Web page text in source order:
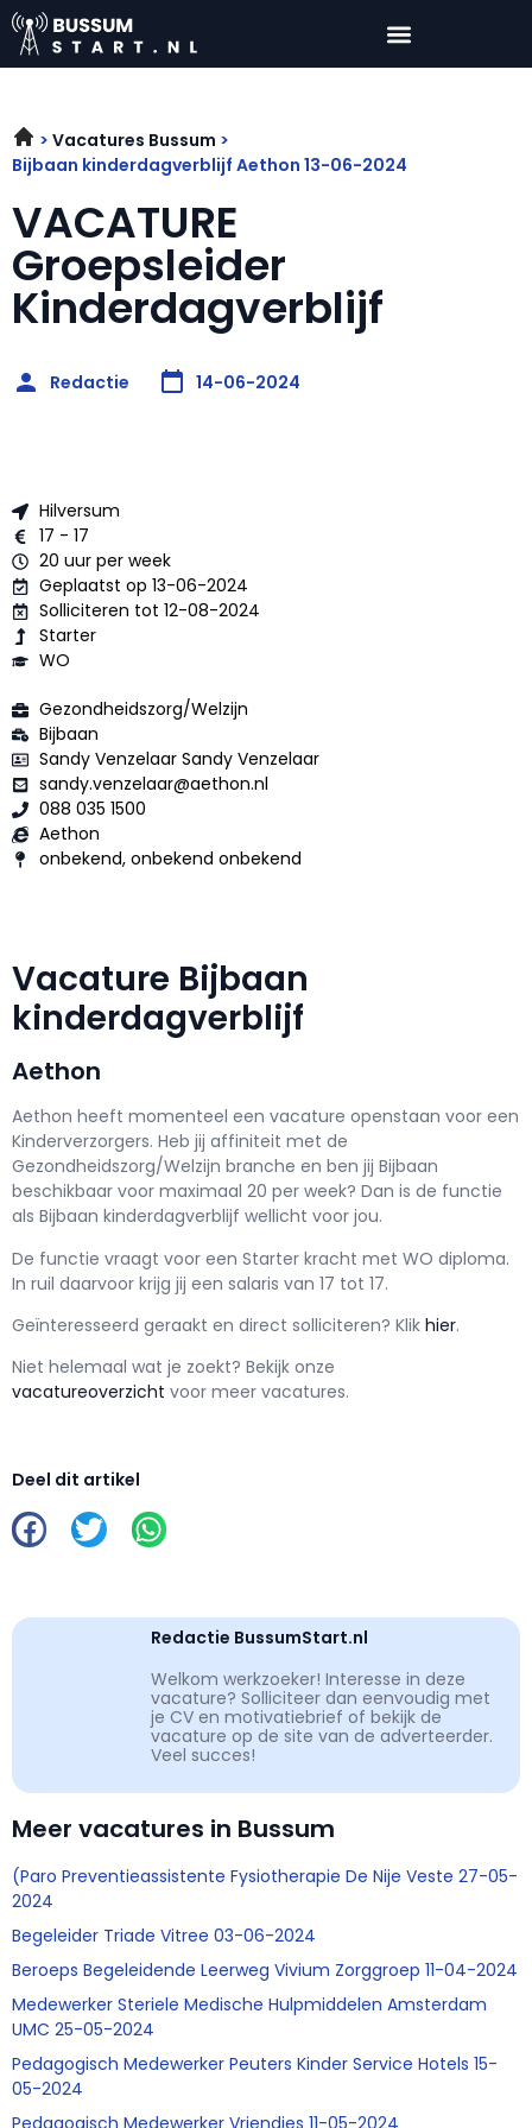
Vacatures Bussum
Bijbaan kinderdagverblijf Aethon 13-06-2024
VACATURE
Groepsleider
Kinderdagverblijf
Redactie 14-06-2024
Hilversum
17 - 17
20 uur per week
Geplaatst op 13-06-2024
Solliciteren tot 12-08-2024
Starter
WO
Gezondheidszorg/Welzijn
Bijbaan
Sandy Venzelaar Sandy Venzelaar
sandy.venzelaar@aethon.nl
088 035 1500
Aethon
onbekend, onbekend onbekend
Vacature Bijbaan
kinderdagverblijf
Aethon
Aethon heeft momenteel een vacature openstaan voor een
Kinderverzorgers. Heb jij affiniteit met de
Gezondheidszorg/Welzijn branche en ben jij Bijbaan
beschikbaar voor maximaal 20 per week? Dan is de functie
als Bijbaan kinderdagverblijf wellicht voor jou.
De functie vraagt voor een Starter kracht met WO diploma.
In ruil daarvoor krijg jij een salaris van 17 tot 17.
Geïnteresseerd geraakt en direct solliciteren? Klik hier.
Niet helemaal wat je zoekt? Bekijk onze
vacatureoverzicht voor meer vacatures.
Deel dit artikel
Redactie BussumStart.nl
Welkom werkzoeker! Interesse in deze
vacature? Solliciteer dan eenvoudig met
je CV en motivatiebrief of bekijk de
vacature op de site van de adverteerder.
Veel succes!
Meer vacatures in Bussum
(Paro Preventieassistente Fysiotherapie De Nije Veste 27-05-
2024
Begeleider Triade Vitree 03-06-2024
Beroeps Begeleidende Leerweg Vivium Zorggroep 11-04-2024
Medewerker Steriele Medische Hulpmiddelen Amsterdam
UMC 25-05-2024
Pedagogisch Medewerker Peuters Kinder Service Hotels 15-
05-2024